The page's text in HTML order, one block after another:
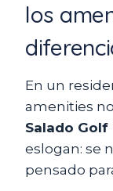
los
En un
amenities
Salado Golf
eslogan: se
pensado